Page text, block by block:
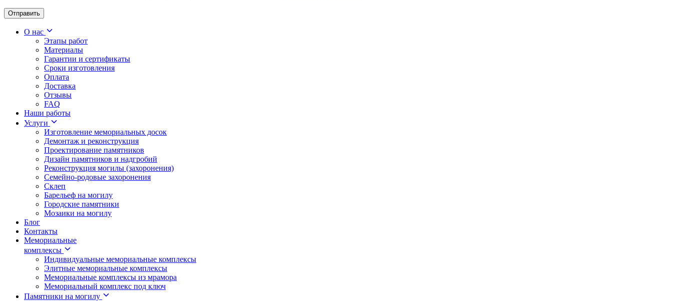
О нас
Этапы работ
Материалы
Гарантии и сертификаты
Сроки изготовления
Оплата
Доставка
Отзывы
FAQ
Наши работы
Услуги
Изготовление мемориальных досок
Демонтаж и реконструкция
Проектирование памятников
Дизайн памятников и надгробий
Реконструкция могилы (захоронения)
Семейно-родовые захоронения
Склеп
Барельеф на могилу
Городские памятники
Мозаики на могилу
Блог
Контакты
Мемориальные
комплексы
Индивидуальные мемориальные комплексы
Элитные мемориальные комплексы
Мемориальные комплексы из мрамора
Мемориальный комплекс под ключ
Памятники на могилу